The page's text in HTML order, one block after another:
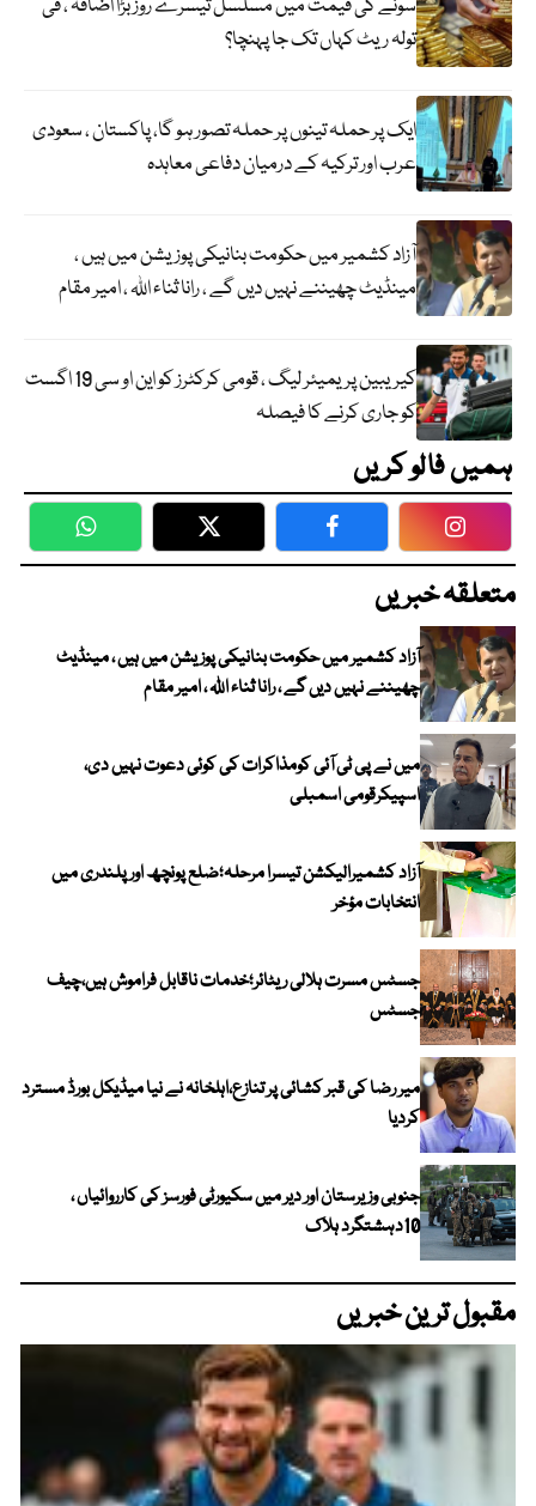
سونے کی قیمت میں مسلسل تیسرے روز بڑا اضافہ ، فی
تولہ ریٹ کہاں تک جا پہنچا؟
ایک پر حملہ تینوں پر حملہ تصور ہو گا، پاکستان ، سعودی
عرب اور ترکیہ کے درمیان دفاعی معاہدہ
آزاد کشمیر میں حکومت بنانیکی پوزیشن میں ہیں ،
مینڈیٹ چھیننے نہیں دیں گے ، رانا ثناء اللہ ، امیر مقام
کیریبین پریمیئر لیگ ، قومی کرکٹرز کو این او سی 19 اگست
کو جاری کرنے کا فیصلہ
ہمیں فالو کریں
WhatsApp Twitter Facebook
متعلقہ خبریں
آزاد کشمیر میں حکومت بنانیکی پوزیشن میں ہیں ، مینڈیٹ
چھیننے نہیں دیں گے ، رانا ثناء اللہ ، امیر مقام
میں نے پی ٹی آئی کومذاکرات کی کوئی دعوت نہیں دی،
اسپیکرقومی اسمبلی
آزاد کشمیرالیکشن تیسرا مرحلہ؛ضلع پونچھ اور پلندری میں
انتخابات مؤخر
جسٹس مسرت ہلالی ریٹائر؛خدمات ناقابل فراموش ہیں،چیف
جسٹس
میر رضا کی قبر کشائی پر تنازع،اہلخانہ نے نیا میڈیکل بورڈ مسترد
کردیا
جنوبی وزیرستان اور دیر میں سکیورٹی فورسز کی کارروائیاں ،
10دہشتگرد ہلاک
مقبول ترین خبریں